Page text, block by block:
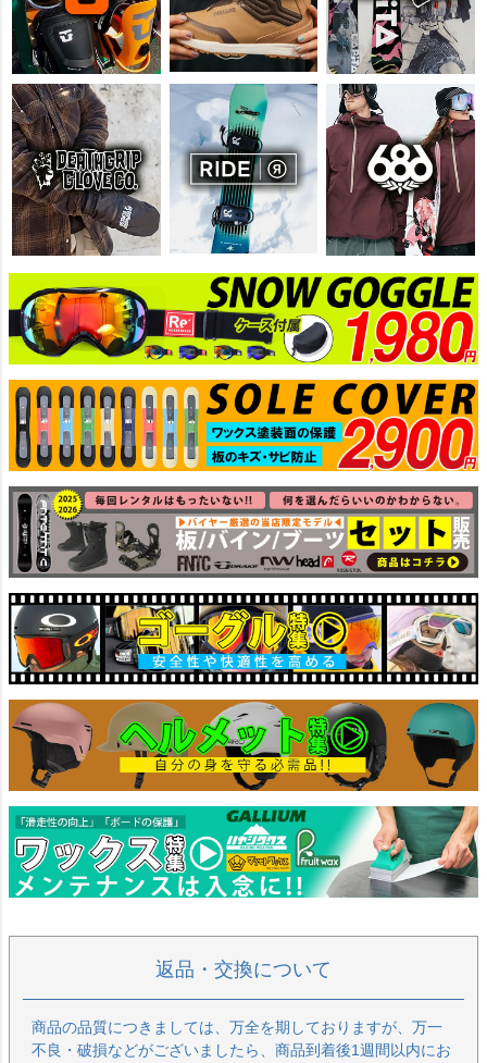
返品・交換について
商品の品質につきましては、万全を期しておりますが、万一
不良・破損などがございましたら、商品到着後1週間以内にお